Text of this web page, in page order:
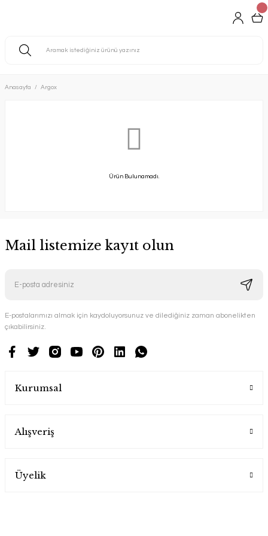
Anasayfa Argox
Ürün Bulunamadı.
Mail listemize kayıt olun
E-postalarımızı almak için kaydoluyorsunuz ve dilediğiniz zaman abonelikten
çıkabilirsiniz.
Kurumsal
Alışveriş
Üyelik